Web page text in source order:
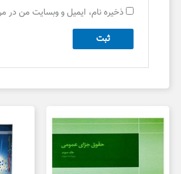
ذخیره نام، ایمیل و وبسایت من در